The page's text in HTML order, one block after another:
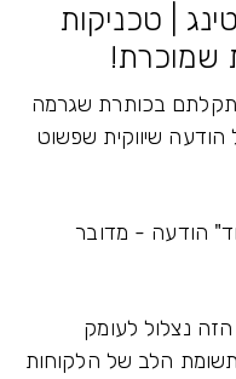
| טכניקות
שמוכרת!
בכותרת שגרמה
הודעה שיווקית שפשוט
הודעה - מדובר
נצלול לעומק
תשומת הלב של הלקוחות